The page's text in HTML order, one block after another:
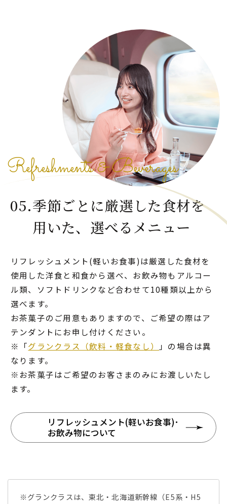
Refreshments & Beverages
05.季節ごとに厳選した食材を
用いた、 選べるメニュー
リフレッシュメント(軽いお食事)は厳選した食材を
使用した洋食と和食から選べ、お飲み物もアルコー
ル類、ソフトドリンクなど合わせて10種類以上から
選べます。
お茶菓子のご用意もありますので、ご希望の際はア
テンダントにお申し付けください。
※「グランクラス（飲料・軽食なし）
」の場合は異
なります。
※お茶菓子はご希望のお客さまのみにお渡しいたし
ます。
リフレッシュメント(軽いお食事)･
お飲み物について
※グランクラスは、東北・北海道新幹線（E5系・H5